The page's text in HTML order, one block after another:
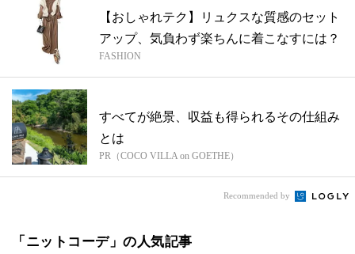
【おしゃれテク】リュクスな質感のセット
アップ、気負わず楽ちんに着こなすには？
FASHION
すべてが絶景、収益も得られるその仕組み
とは
PR（COCO VILLA on GOETHE）
Recommended by
「ニットコーデ」の人気記事